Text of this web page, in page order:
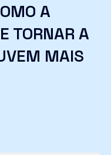
A
TORNAR A
MAIS